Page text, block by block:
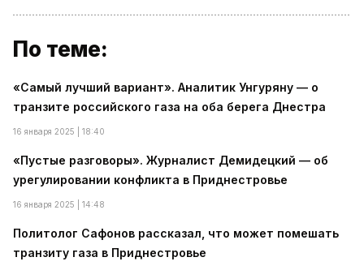
По теме:
«Самый лучший вариант». Аналитик Унгуряну — о
транзите российского газа на оба берега Днестра
16 января 2025 | 18:40
«Пустые разговоры». Журналист Демидецкий — об
урегулировании конфликта в Приднестровье
16 января 2025 | 14:48
Политолог Сафонов рассказал, что может помешать
транзиту газа в Приднестровье